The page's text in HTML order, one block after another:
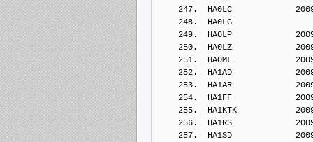
247.  HA0LC
248.  HA0LG
249.  HA0LP
250.  HA0LZ
251.  HA0ML
252.  HA1AD
253.  HA1AR
254.  HA1FF
255.  HA1KTK
256.  HA1RS
257.  HA1SD